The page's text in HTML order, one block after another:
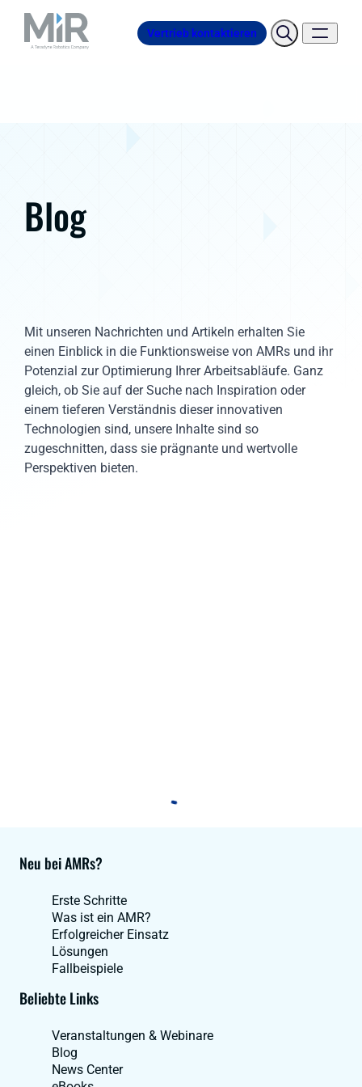
Vertrieb kontaktieren
Blog
Mit unseren Nachrichten und Artikeln erhalten Sie
einen Einblick in die Funktionsweise von AMRs und ihr
Potenzial zur Optimierung Ihrer Arbeitsabläufe. Ganz
gleich, ob Sie auf der Suche nach Inspiration oder
einem tieferen Verständnis dieser innovativen
Technologien sind, unsere Inhalte sind so
zugeschnitten, dass sie prägnante und wertvolle
Perspektiven bieten.
Neu bei AMRs?
Erste Schritte
Was ist ein AMR?
Erfolgreicher Einsatz
Lösungen
Fallbeispiele
Beliebte Links
Veranstaltungen & Webinare
Blog
News Center